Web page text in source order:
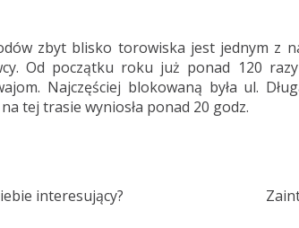
zbyt blisko torowiska jest jednym z
Od początku roku już ponad 120
Najczęściej blokowaną była ul.
tej trasie wyniosła ponad 20 godz.
interesujący?